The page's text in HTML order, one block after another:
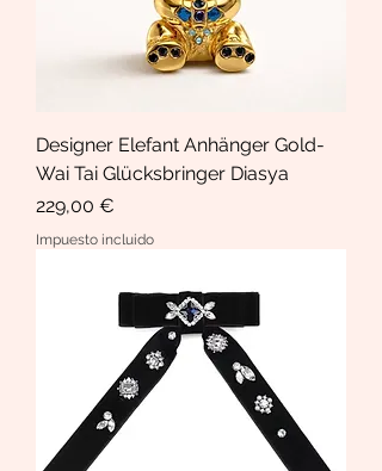
Designer Elefant Anhänger Gold-
Wai Tai Glücksbringer Diasya
Precio
229,00 €
Impuesto incluido